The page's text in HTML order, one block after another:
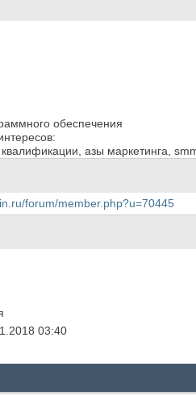
обеспечения
азы маркетинга,
forum/member.php?u=70445
03:40